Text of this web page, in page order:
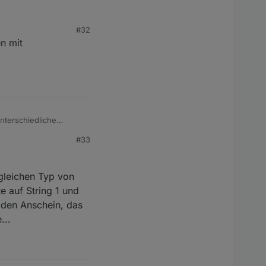
#32
mit
#33
Typ von
auf String 1 und
Anschein, das